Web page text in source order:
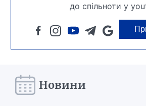
до спільноти у
Новини